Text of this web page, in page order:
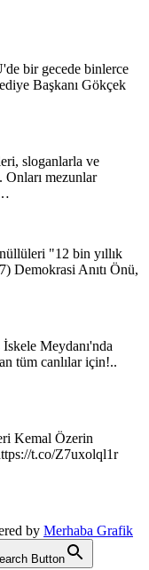
bir gecede binlerce
Başkanı Gökçek
sloganlarla ve
Onları mezunlar
"12 bin yıllık
Demokrasi Anıtı Önü,
Meydanı'nda
tüm canlılar için!..
Kemal Özerin
t.co/Z7uxolql1r
by Merhaba Grafik
Button